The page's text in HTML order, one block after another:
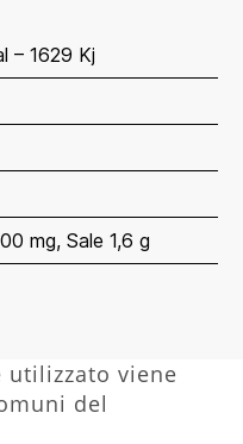
– 1629 Kj
mg, Sale 1,6 g
utilizzato viene
del